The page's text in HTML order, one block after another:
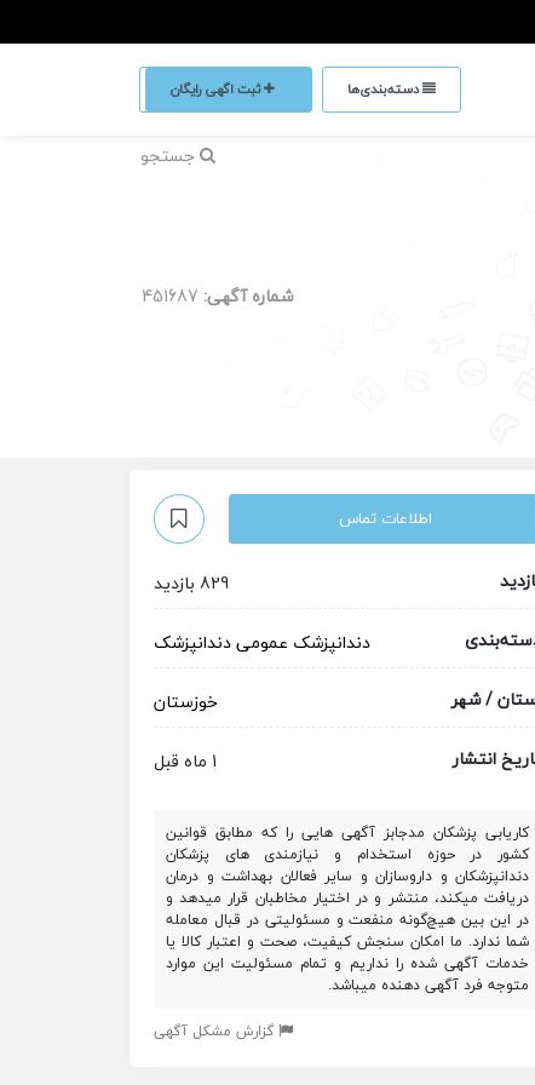
دسته‌بندی‌ها ثبت اگهی رایگان
جستجو
شماره آگهی: 451687
اطلاعات تماس
829 بازدید
دندانپزشک عمومیدندانپزشک
/ شهر
خوزستان
انتشار
1 ماه قبل
کاریابی پزشکان مدجابز آگهی هایی را که مطابق قوانین
کشور در حوزه استخدام و نیازمندی های پزشکان
دندانپزشکان و داروسازان و سایر فعالان بهداشت و درمان
دریافت میکند، منتشر و در اختیار مخاطبان قرار میدهد و
در این بین هیچ‌گونه منفعت و مسئولیتی در قبال معامله
شما ندارد. ما امکان سنجش کیفیت، صحت و اعتبار کالا یا
خدمات آگهی شده را نداریم و تمام مسئولیت این موارد
متوجه فرد آگهی دهنده میباشد.
گزارش مشکل آگهی